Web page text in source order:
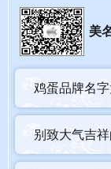
【天泉酒吧】
意蕴天表示天马、
祥，意义优美。
美
鸡蛋品牌名
别致大气吉